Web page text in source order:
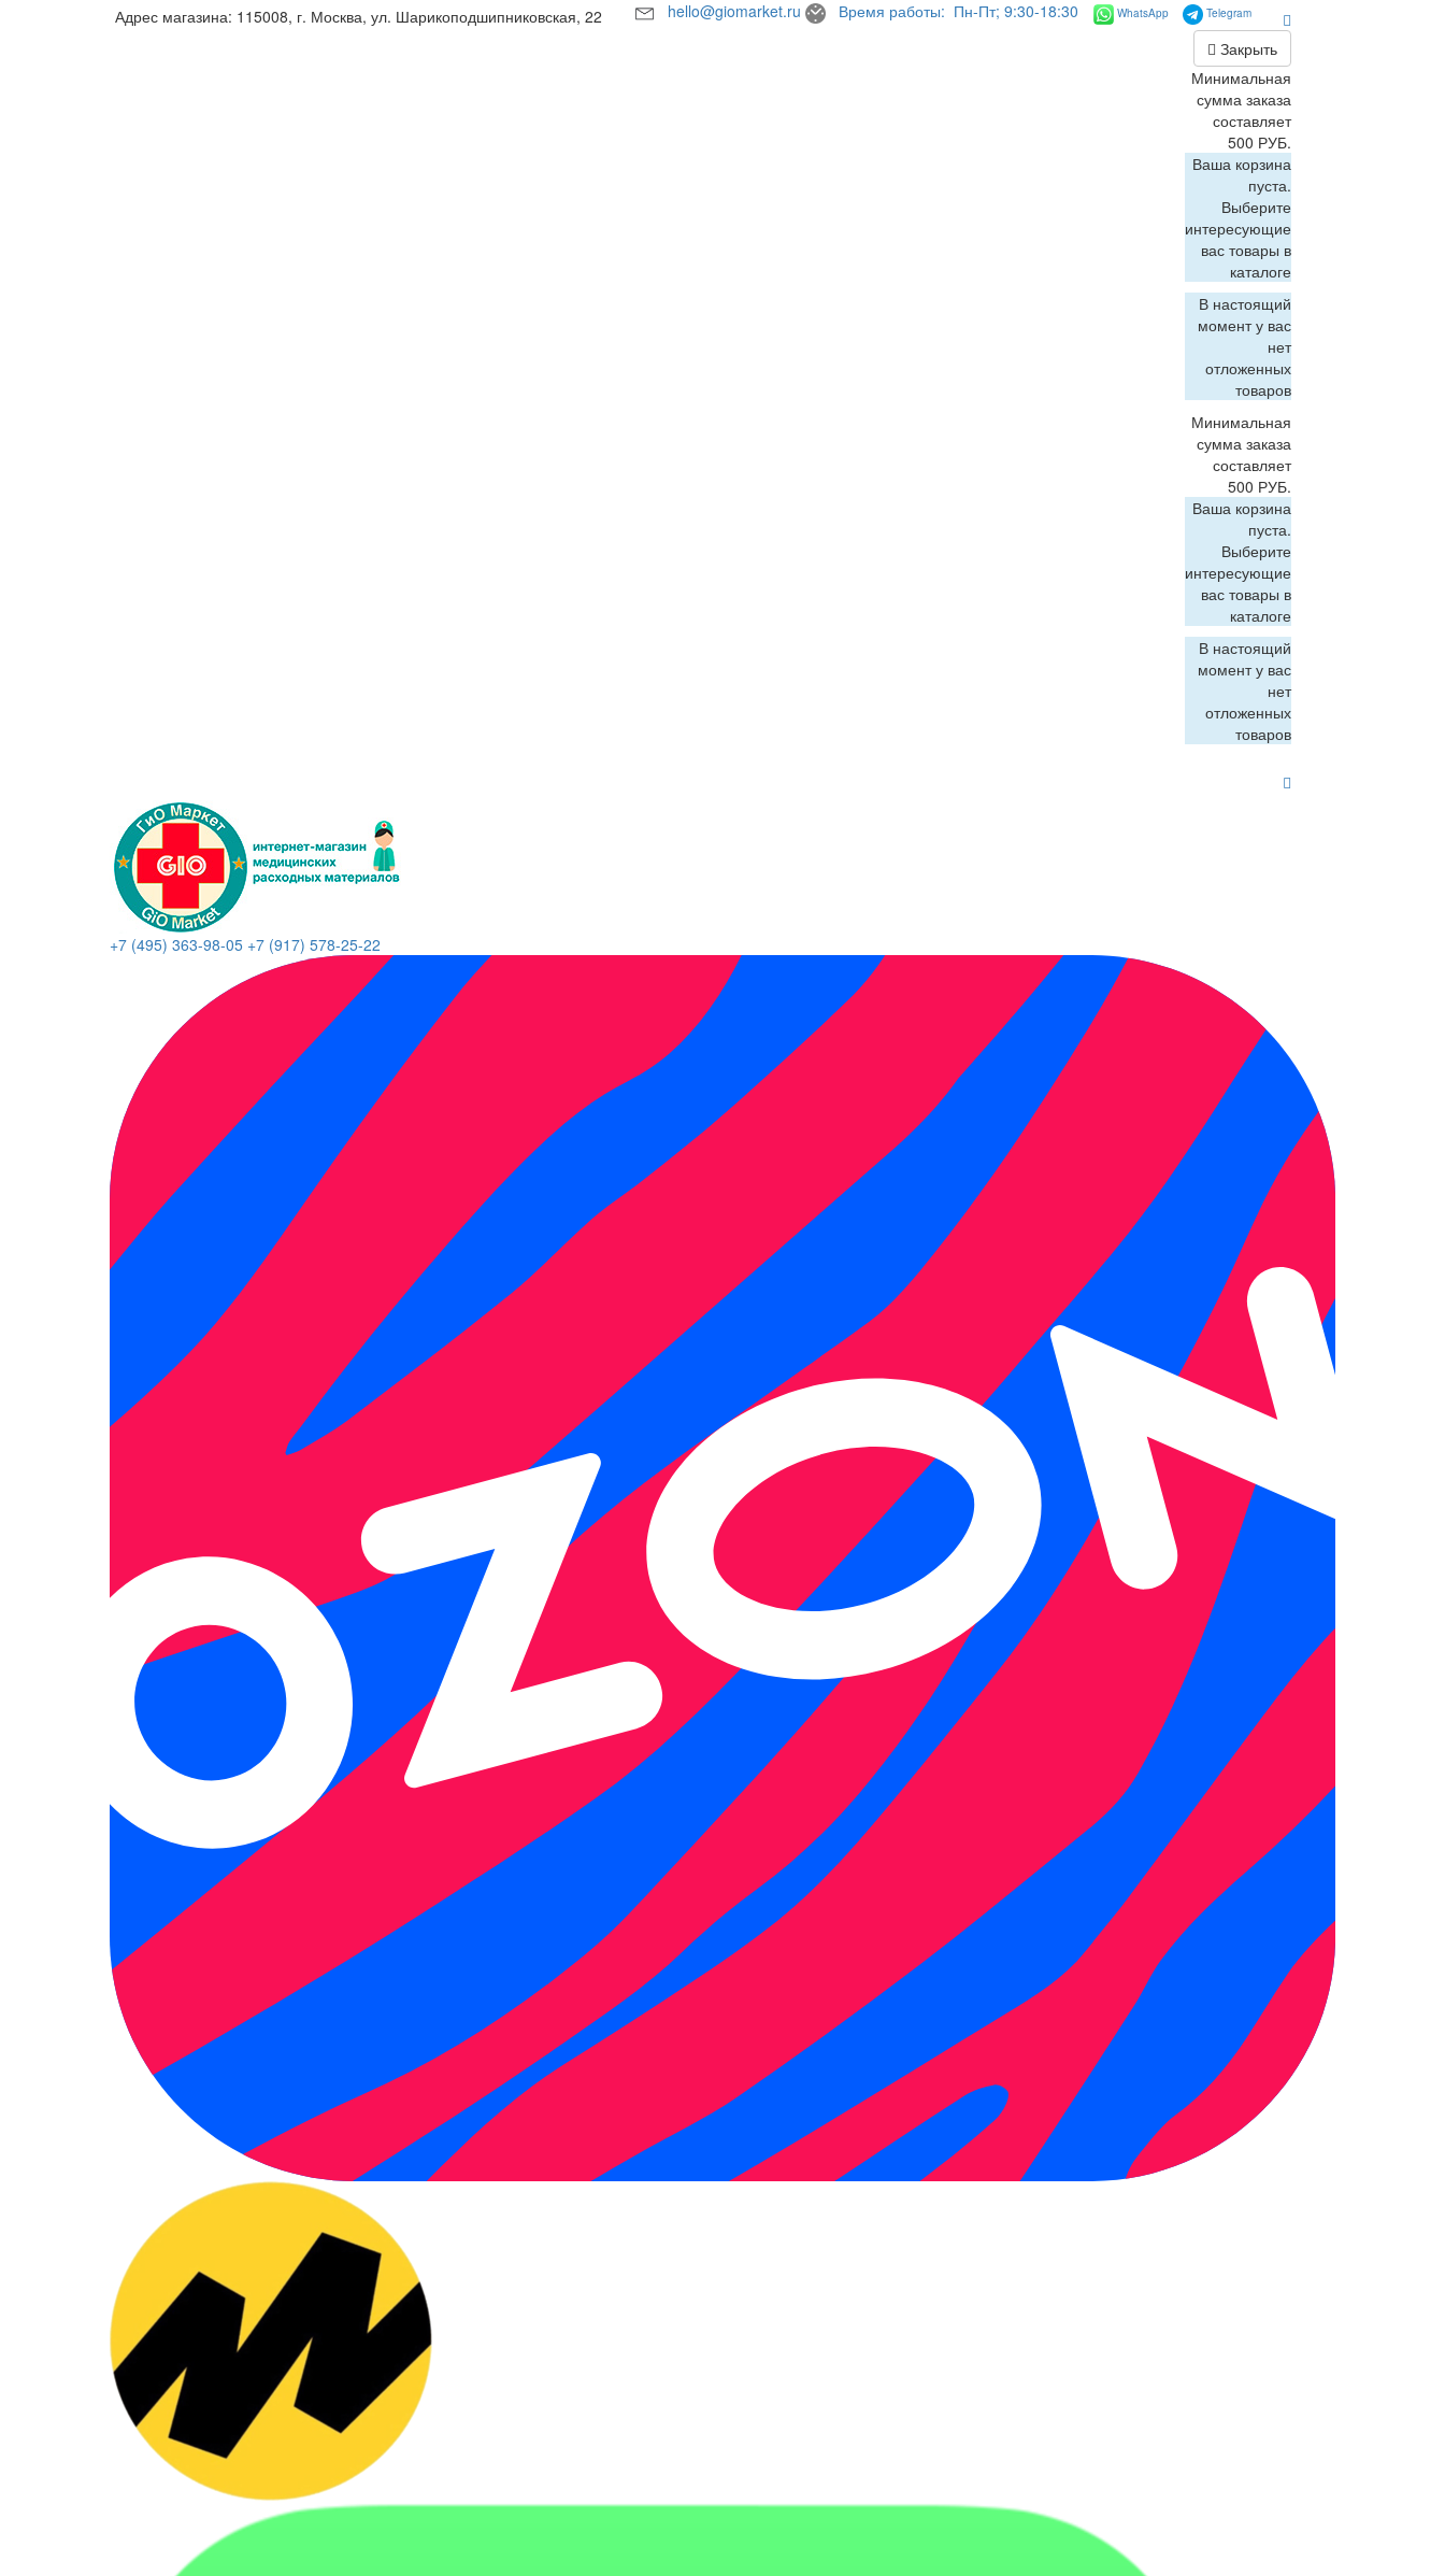
Адрес магазина: 115008, г. Москва, ул. Шарикоподшипниковская, 22 hello@giomarket.ru Время работы: Пн-Пт; 9:30-18:30 WhatsApp Telegram
Закрыть
Минимальная
сумма заказа
составляет
500 РУБ.
Ваша корзина
пуста.
Выберите
интересующие
вас товары в
каталоге
В настоящий
момент у вас
нет
отложенных
товаров
Минимальная
сумма заказа
составляет
500 РУБ.
Ваша корзина
пуста.
Выберите
интересующие
вас товары в
каталоге
В настоящий
момент у вас
нет
отложенных
товаров
+7 (495) 363-98-05 +7 (917) 578-25-22